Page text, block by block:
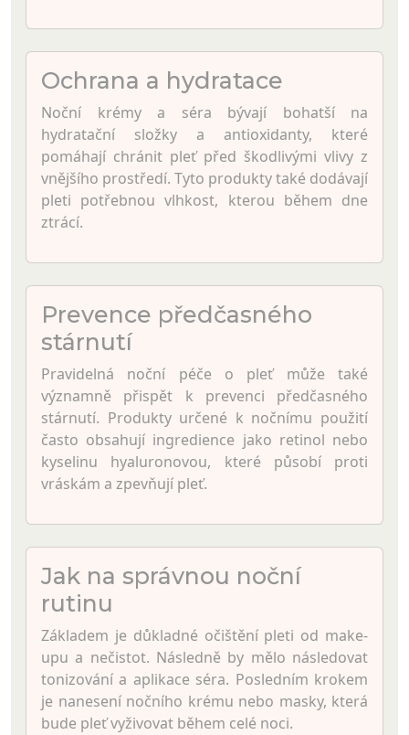
Ochrana a hydratace
Noční krémy a séra bývají bohatší na
hydratační složky a antioxidanty, které
pomáhají chránit pleť před škodlivými vlivy z
vnějšího prostředí. Tyto produkty také dodávají
pleti potřebnou vlhkost, kterou během dne
ztrácí.
Prevence předčasného
stárnutí
Pravidelná noční péče o pleť může také
významně přispět k prevenci předčasného
stárnutí. Produkty určené k nočnímu použití
často obsahují ingredience jako retinol nebo
kyselinu hyaluronovou, které působí proti
vráskám a zpevňují pleť.
Jak na správnou noční
rutinu
Základem je důkladné očištění pleti od make-
upu a nečistot. Následně by mělo následovat
tonizování a aplikace séra. Posledním krokem
je nanesení nočního krému nebo masky, která
bude pleť vyživovat během celé noci.